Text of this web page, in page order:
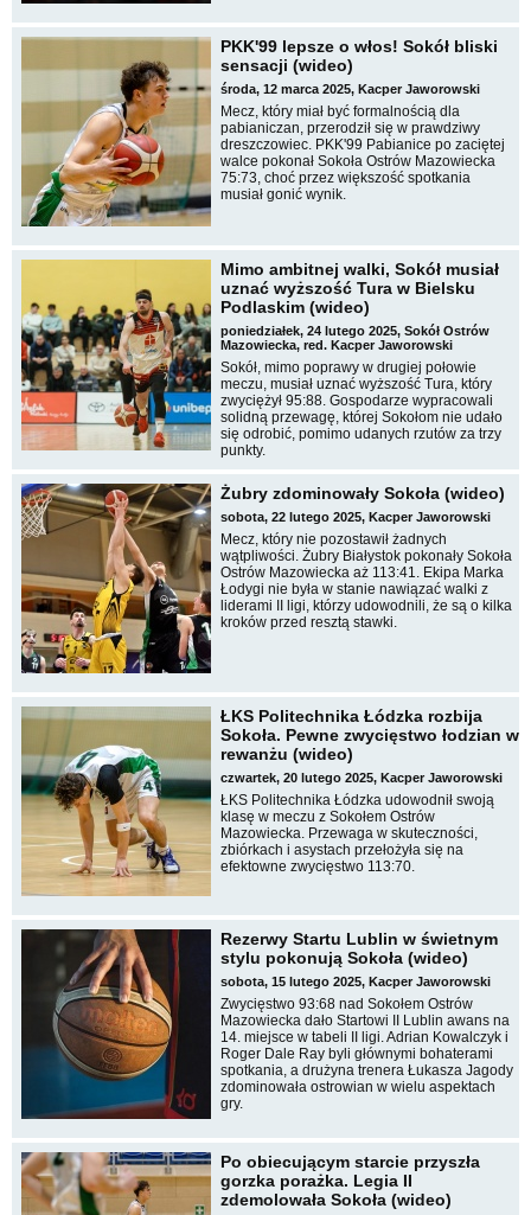
PKK'99 lepsze o włos! Sokół bliski
sensacji (wideo)
środa, 12 marca 2025, Kacper Jaworowski
Mecz, który miał być formalnością dla
pabianiczan, przerodził się w prawdziwy
dreszczowiec. PKK'99 Pabianice po zaciętej
walce pokonał Sokoła Ostrów Mazowiecka
75:73, choć przez większość spotkania
musiał gonić wynik.
Mimo ambitnej walki, Sokół musiał
uznać wyższość Tura w Bielsku
Podlaskim (wideo)
poniedziałek, 24 lutego 2025, Sokół Ostrów
Mazowiecka, red. Kacper Jaworowski
Sokół, mimo poprawy w drugiej połowie
meczu, musiał uznać wyższość Tura, który
zwyciężył 95:88. Gospodarze wypracowali
solidną przewagę, której Sokołom nie udało
się odrobić, pomimo udanych rzutów za trzy
punkty.
Żubry zdominowały Sokoła (wideo)
sobota, 22 lutego 2025, Kacper Jaworowski
Mecz, który nie pozostawił żadnych
wątpliwości. Żubry Białystok pokonały Sokoła
Ostrów Mazowiecka aż 113:41. Ekipa Marka
Łodygi nie była w stanie nawiązać walki z
liderami II ligi, którzy udowodnili, że są o kilka
kroków przed resztą stawki.
ŁKS Politechnika Łódzka rozbija
Sokoła. Pewne zwycięstwo łodzian w
rewanżu (wideo)
czwartek, 20 lutego 2025, Kacper Jaworowski
ŁKS Politechnika Łódzka udowodnił swoją
klasę w meczu z Sokołem Ostrów
Mazowiecka. Przewaga w skuteczności,
zbiórkach i asystach przełożyła się na
efektowne zwycięstwo 113:70.
Rezerwy Startu Lublin w świetnym
stylu pokonują Sokoła (wideo)
sobota, 15 lutego 2025, Kacper Jaworowski
Zwycięstwo 93:68 nad Sokołem Ostrów
Mazowiecka dało Startowi II Lublin awans na
14. miejsce w tabeli II ligi. Adrian Kowalczyk i
Roger Dale Ray byli głównymi bohaterami
spotkania, a drużyna trenera Łukasza Jagody
zdominowała ostrowian w wielu aspektach
gry.
Po obiecującym starcie przyszła
gorzka porażka. Legia II
zdemolowała Sokoła (wideo)